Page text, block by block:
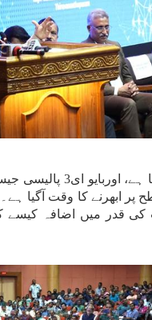
مرکزی وزیر نے کہا کہ
ابھرنے کا وقت آگیا
میں اضافہ کیسے کیا